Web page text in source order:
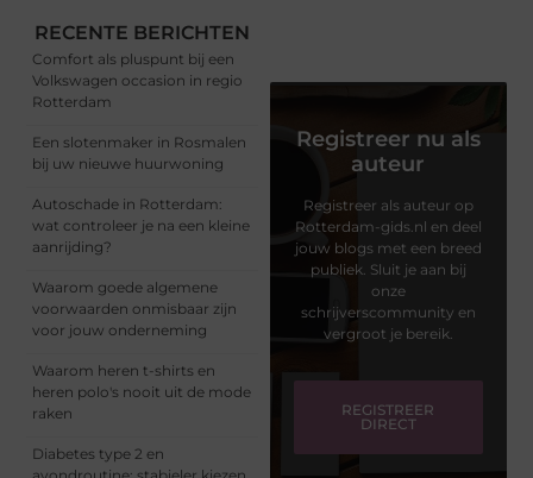
RECENTE BERICHTEN
Comfort als pluspunt bij een
Volkswagen occasion in regio
Rotterdam
Een slotenmaker in Rosmalen
bij uw nieuwe huurwoning
Autoschade in Rotterdam:
wat controleer je na een kleine
aanrijding?
Waarom goede algemene
voorwaarden onmisbaar zijn
voor jouw onderneming
Waarom heren t-shirts en
heren polo's nooit uit de mode
raken
Diabetes type 2 en
Registreer nu als
auteur
Registreer als auteur op
Rotterdam-gids.nl en deel
jouw blogs met een breed
publiek. Sluit je aan bij
onze
schrijverscommunity en
vergroot je bereik.
REGISTREER
DIRECT